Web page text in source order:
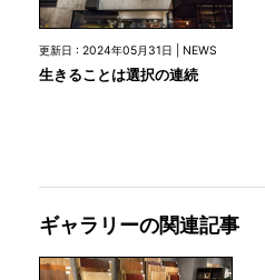
更新日 : 2024年05月31日 | NEWS
生きることは選択の連続
ギャラリーの関連記事